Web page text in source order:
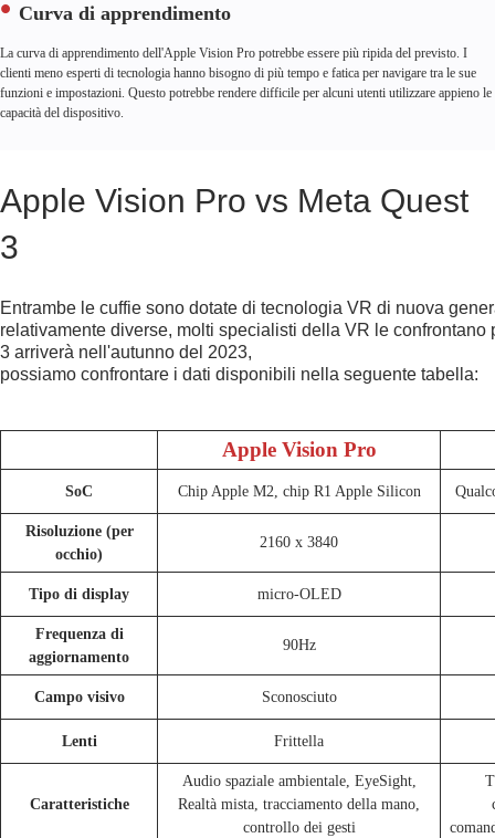
Curva di apprendimento
La curva di apprendimento dell'Apple Vision Pro potrebbe essere più ripida del previsto. I
clienti meno esperti di tecnologia hanno bisogno di più tempo e fatica per navigare tra le sue
funzioni e impostazioni. Questo potrebbe rendere difficile per alcuni utenti utilizzare appieno le
capacità del dispositivo.
Apple Vision Pro vs Meta Quest
3
Entrambe le cuffie sono dotate di tecnologia VR di nuova
relativamente diverse, molti specialisti della VR le
3 arriverà nell'autunno del 2023,
possiamo confrontare i dati disponibili nella seguente tabella:
Apple Vision Pro
SoC Chip Apple M2, chip R1 Apple Silicon
Risoluzione (per
occhio)
2160 x 3840
Tipo di display micro-OLED
Frequenza di
aggiornamento
90Hz
Campo visivo Sconosciuto
Lenti Frittella
Caratteristiche
Audio spaziale ambientale, EyeSight,
Realtà mista, tracciamento della mano,
controllo dei gesti